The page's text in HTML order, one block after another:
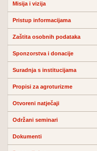
Misija i vizija
Pristup informacijama
Zaštita osobnih podataka
Sponzorstva i donacije
Suradnja s institucijama
Propisi za agroturizme
Otvoreni natječaji
Održani seminari
Dokumenti